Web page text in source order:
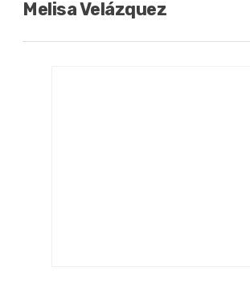
Melisa Velázquez